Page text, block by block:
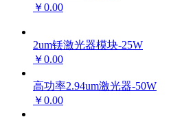
￥0.00
2um铥激光器模块-25W
￥0.00
高功率2.94um激光器-50W
￥0.00